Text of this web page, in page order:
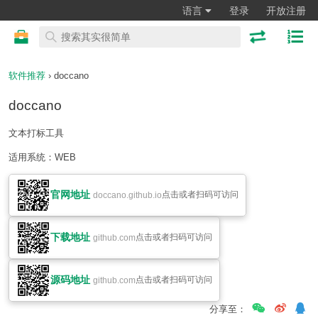
语言 登录 开放注册
软件推荐 › doccano
doccano
文本打标工具
适用系统：WEB
官网地址 doccano.github.io点击或者扫码可访问
下载地址 github.com点击或者扫码可访问
源码地址 github.com点击或者扫码可访问
分享至：